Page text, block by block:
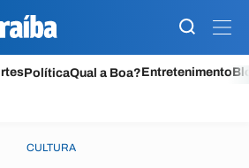
PolíticaQual a Boa?Entretenimento
CULTURA